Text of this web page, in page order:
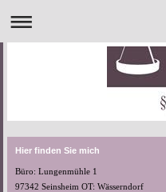
Hier finden Sie mich
Büro: Lungenmühle 1
97342 Seinsheim OT: Wässerndorf